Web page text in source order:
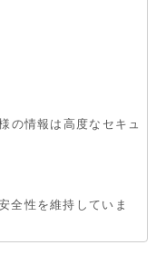
の情報は高度なセキュ
全性を維持していま